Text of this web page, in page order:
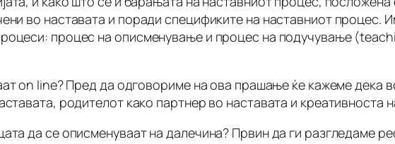
во наставата и поради спецификите на наставниот процес.
процес на описменување и процес на подучување
on line? Пред да одговориме на ова прашање ќе кажеме дека
родителот како партнер во наставата и креативноста
да се описменуваат на далечина? Првин да ги разгледаме